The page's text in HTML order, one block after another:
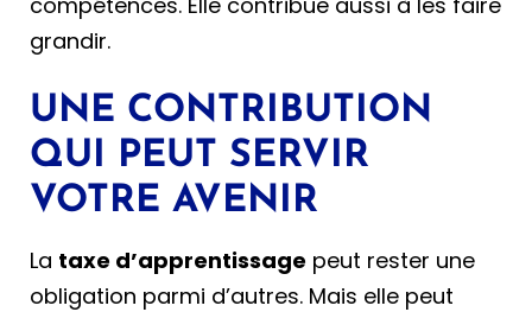
grandir.
UNE CONTRIBUTION
QUI PEUT SERVIR
VOTRE AVENIR
La taxe d’apprentissage peut rester une
obligation parmi d’autres. Mais elle peut